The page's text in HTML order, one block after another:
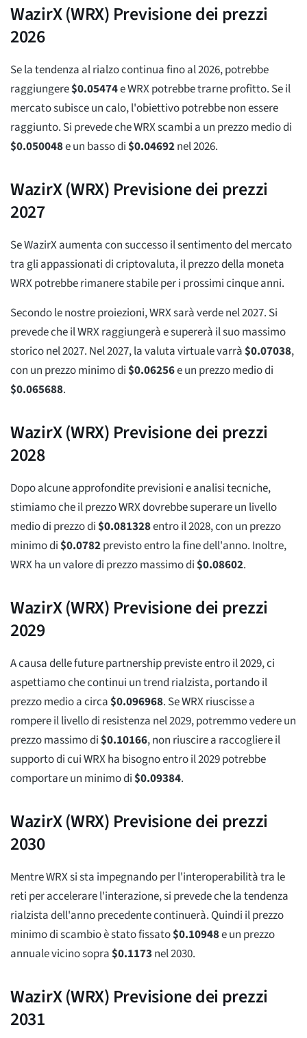
WazirX (WRX) Previsione dei prezzi
2026
Se la tendenza al rialzo continua fino al 2026, potrebbe
raggiungere$0.05474e WRX potrebbe trarne profitto. Se il
mercato subisce un calo, l'obiettivo potrebbe non essere
raggiunto. Si prevede che WRX scambi a un prezzo medio di
$0.050048e un basso di$0.04692nel 2026.
WazirX (WRX) Previsione dei prezzi
2027
Se WazirX aumenta con successo il sentimento del mercato
tra gli appassionati di criptovaluta, il prezzo della moneta
WRX potrebbe rimanere stabile per i prossimi cinque anni.
Secondo le nostre proiezioni, WRX sarà verde nel 2027. Si
prevede che il WRX raggiungerà e supererà il suo massimo
storico nel 2027. Nel 2027, la valuta virtuale varrà$0.07038,
con un prezzo minimo di$0.06256e un prezzo medio di
$0.065688.
WazirX (WRX) Previsione dei prezzi
2028
Dopo alcune approfondite previsioni e analisi tecniche,
stimiamo che il prezzo WRX dovrebbe superare un livello
medio di prezzo di$0.081328entro il 2028, con un prezzo
minimo di$0.0782previsto entro la fine dell'anno. Inoltre,
WRX ha un valore di prezzo massimo di$0.08602.
WazirX (WRX) Previsione dei prezzi
2029
A causa delle future partnership previste entro il 2029, ci
aspettiamo che continui un trend rialzista, portando il
prezzo medio a circa$0.096968. Se WRX riuscisse a
rompere il livello di resistenza nel 2029, potremmo vedere un
prezzo massimo di$0.10166, non riuscire a raccogliere il
supporto di cui WRX ha bisogno entro il 2029 potrebbe
comportare un minimo di$0.09384.
WazirX (WRX) Previsione dei prezzi
2030
Mentre WRX si sta impegnando per l'interoperabilità tra le
reti per accelerare l'interazione, si prevede che la tendenza
rialzista dell'anno precedente continuerà. Quindi il prezzo
minimo di scambio è stato fissato$0.10948e un prezzo
annuale vicino sopra$0.1173 nel 2030.
WazirX (WRX) Previsione dei prezzi
2031